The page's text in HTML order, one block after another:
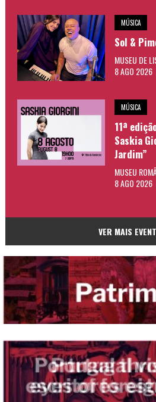
MÚSICA
Sol &
MUSEU DE
8 AGO
MÚSICA
11ª
Saskia
Jardim”
MUSEU
8 AGO
VER MAIS